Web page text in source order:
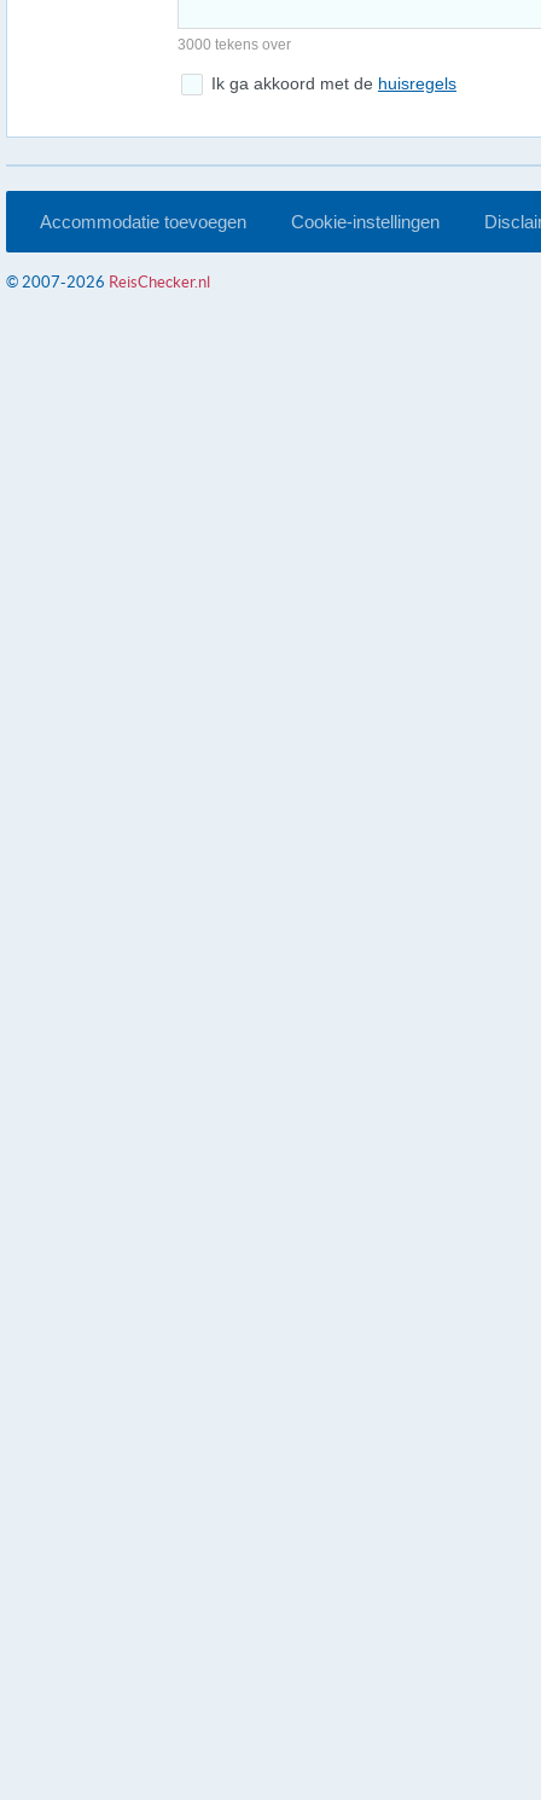
3000 tekens over
Ik ga akkoord met de huisregels
Accommodatie toevoegen Cookie-instellingen
© 2007-2026 ReisChecker.nl